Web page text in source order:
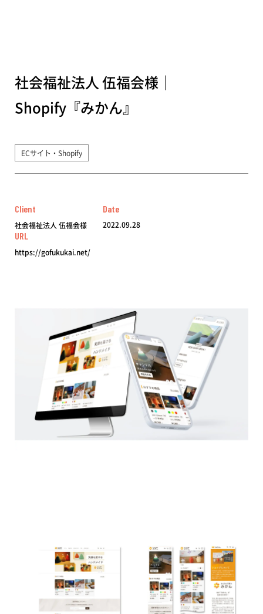
社会福祉法人 伍福会様｜
Shopify『みかん』
ECサイト・Shopify
Client
社会福祉法人 伍福会様
Date
2022.09.28
URL
https://gofukukai.net/